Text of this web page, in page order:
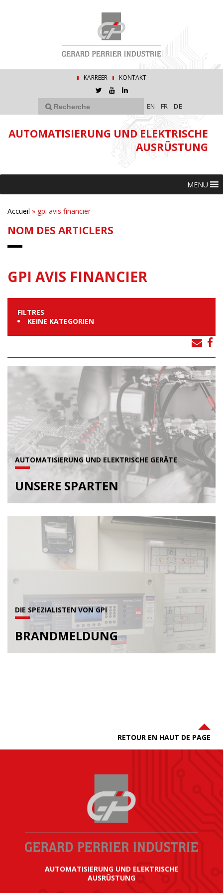
KARREER KONTAKT
EN FR DE
AUTOMATISIERUNG UND ELEKTRISCHE
AUSRÜSTUNG
MENU
Accueil » gpi avis financier
NOM DES ARTICLERS
GPI AVIS FINANCIER
FILTRES
KEINE KATEGORIEN
AUTOMATISIERUNG UND ELEKTRISCHE GERÄTE
UNSERE SPARTEN
DIE SPEZIALISTEN VON GPI
BRANDMELDUNG
RETOUR EN HAUT DE PAGE
AUTOMATISIERUNG UND ELEKTRISCHE
AUSRÜSTUNG